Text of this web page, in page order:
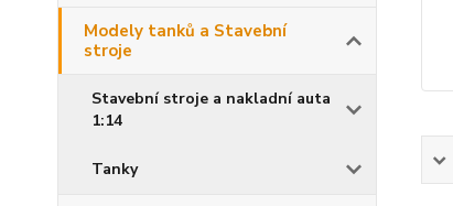
Modely tanků a Stavební
stroje
Stavební stroje a nakladní auta
1:14
Tanky